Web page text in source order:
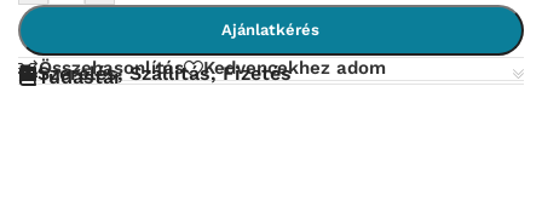
Ajánlatkérés
Összehasonlítás Kedvencekhez adom
Szerelés, Szállítás, Fizetés
Tudástár